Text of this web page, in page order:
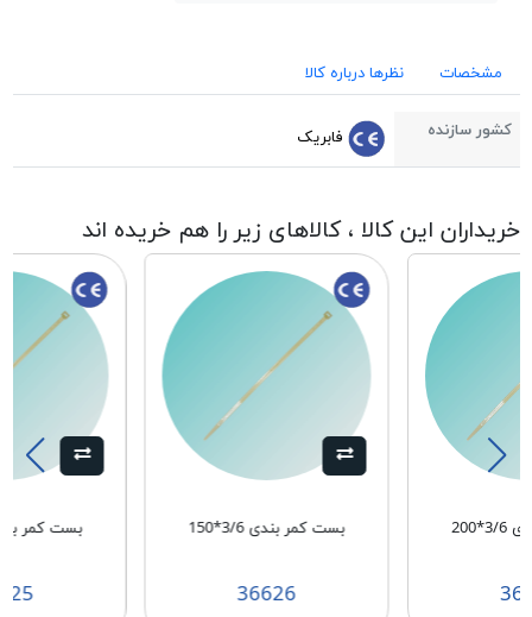
مشخصات نظرها درباره کالا
کشور سازنده فابریک
خریداران این کالا ، کالاهای زیر را هم خریده اند
بست کمر بندی 3/6*150
36626
بست کمر بندی 2/